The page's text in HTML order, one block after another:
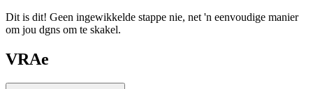
Dit is dit! Geen ingewikkelde stappe nie, net 'n eenvoudige manier
om jou dgns om te skakel.
VRAe